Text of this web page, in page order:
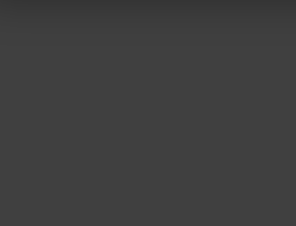
media, adverteren en analyse. Deze partners kunnen deze gegevens
verstrekt of die ze hebben verzameld op basis van uw gebruik van